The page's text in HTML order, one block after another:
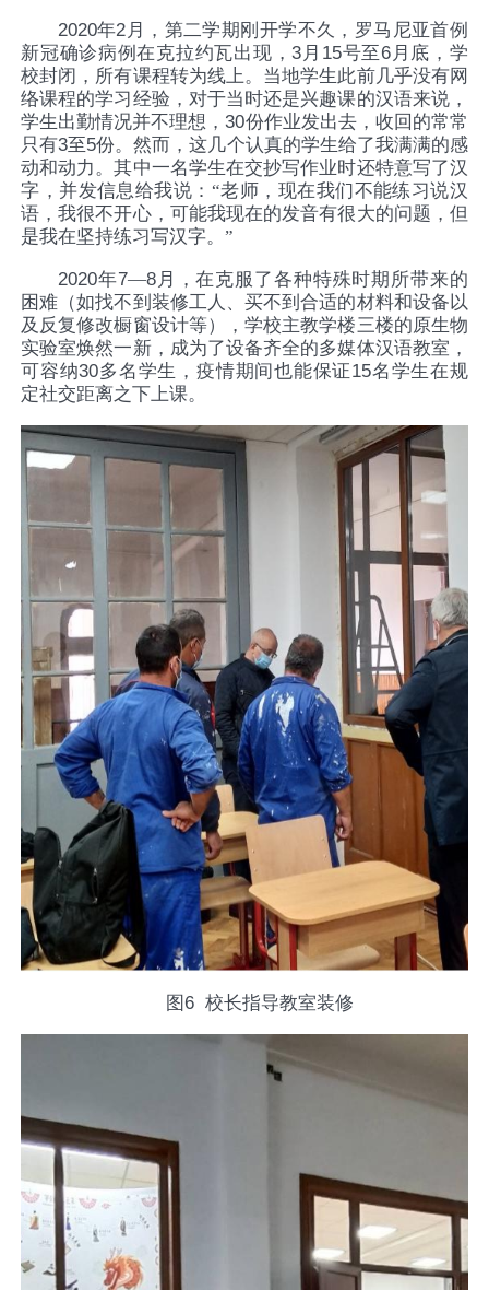
2020年2 月，第二学期刚开学不久，罗马尼亚首例
新冠确诊病例在克拉约瓦出现，3 月 15号至6 月底，学
校封闭，所有课程转为线上。当地学生此前几乎没有网
络课程的学习经验，对于当时还是兴趣课的汉语来说，
学生出勤情况并不理想，30份作业发出去，收回的常常
只有3至5份。然而，这几个认真的学生给了我满满的感
动和动力。其中一名学生在交抄写作业时还特意写了汉
字，并发信息给我说：“老师，现在我们不能练习说汉
语，我很不开心，可能我现在的发音有很大的问题，但
是我在坚持练习写汉字。”
2020年7—8月，在克服了各种特殊时期所带来的
困难（如找不到装修工人、买不到合适的材料和设备以
及反复修改橱窗设计等），学校主教学楼三楼的原生物
实验室焕然一新，成为了设备齐全的多媒体汉语教室，
可容纳30多名学生，疫情期间也能保证15名学生在规
定社交距离之下上课。
图6 校长指导教室装修